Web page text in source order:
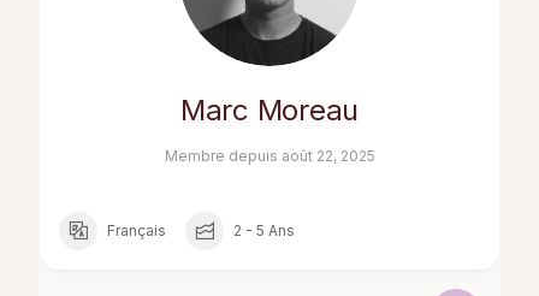
Marc Moreau
Membre depuis août 22, 2025
Français 2 - 5 Ans